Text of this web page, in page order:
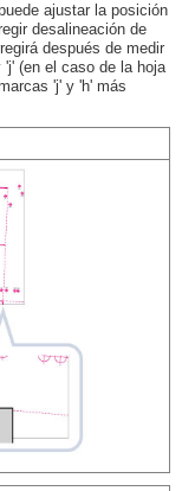
ajustar la posición
desalineación de
después de medir
(en el caso de la hoja
'j' y 'h' más